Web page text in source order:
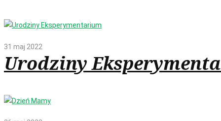
31 maj 2022
Urodziny